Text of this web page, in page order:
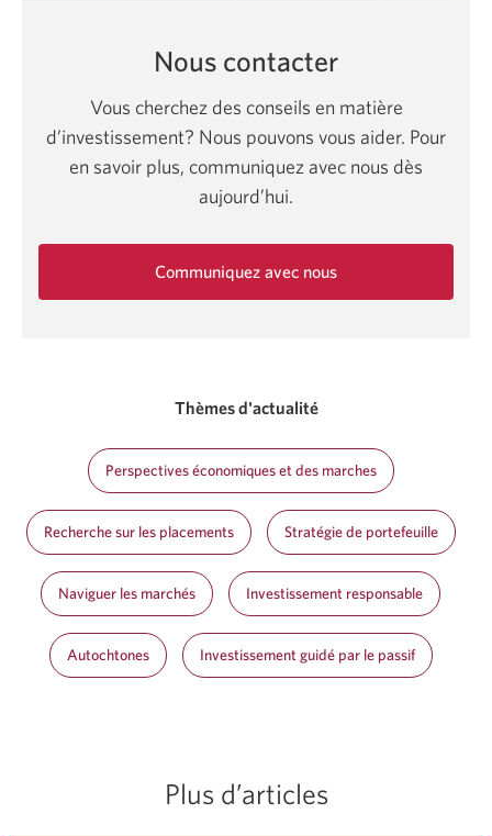
Nous contacter
Vous cherchez des conseils en matière
d’investissement? Nous pouvons vous aider. Pour
en savoir plus, communiquez avec nous dès
aujourd’hui.
Communiquez avec nous
Thèmes d'actualité
Perspectives économiques et des marches
Recherche sur les placements Stratégie de portefeuille
Naviguer les marchés Investissement responsable
Autochtones Investissement guidé par le passif
Plus d’articles